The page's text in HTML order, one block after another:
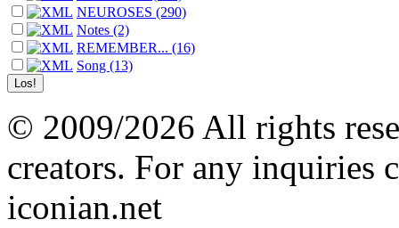
NEUROSES (290)
Notes (2)
REMEMBER... (16)
Song (13)
© 2009/2026 All rights
creators. For any inquiries
iconian.net